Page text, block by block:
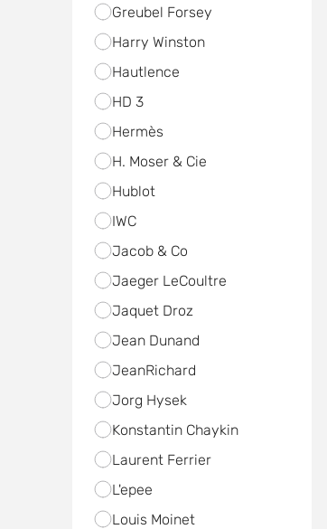
Greubel Forsey
Harry Winston
Hautlence
HD 3
Hermès
H. Moser & Cie
Hublot
IWC
Jacob & Co
Jaeger LeCoultre
Jaquet Droz
Jean Dunand
JeanRichard
Jorg Hysek
Konstantin Chaykin
Laurent Ferrier
L'epee
Louis Moinet